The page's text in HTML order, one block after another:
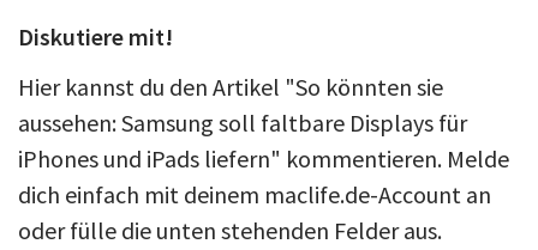
Diskutiere mit!
Hier kannst du den Artikel "So könnten sie
aussehen: Samsung soll faltbare Displays für
iPhones und iPads liefern" kommentieren. Melde
dich einfach mit deinem maclife.de-Account an
oder fülle die unten stehenden Felder aus.